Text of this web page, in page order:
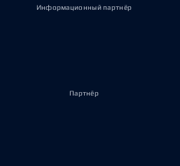
Информационный партнёр
Партнёр